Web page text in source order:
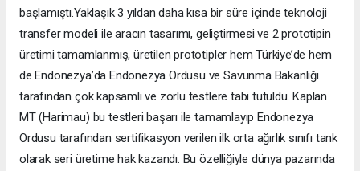
başlamıştı.Yaklaşık 3 yıldan daha kısa bir süre içinde teknoloji
transfer modeli ile aracın tasarımı, geliştirmesi ve 2 prototipin
üretimi tamamlanmış, üretilen prototipler hem Türkiye’de hem
de Endonezya’da Endonezya Ordusu ve Savunma Bakanlığı
tarafından çok kapsamlı ve zorlu testlere tabi tutuldu. Kaplan
MT (Harimau) bu testleri başarı ile tamamlayıp Endonezya
Ordusu tarafından sertifikasyon verilen ilk orta ağırlık sınıfı tank
olarak seri üretime hak kazandı. Bu özelliğiyle dünya pazarında